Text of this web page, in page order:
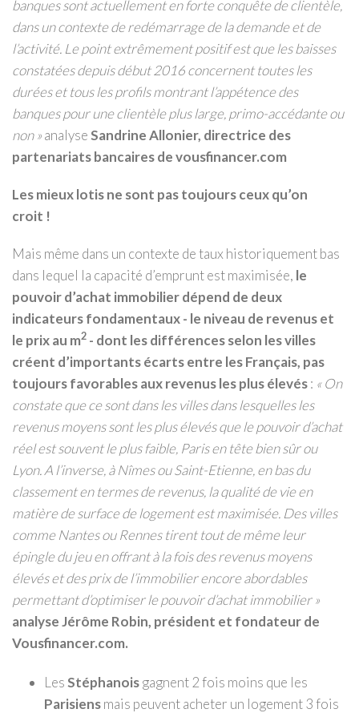
banques sont actuellement en forte conquête de clientèle,
dans un contexte de redémarrage de la demande et de
l’activité. Le point extrêmement positif est que les baisses
constatées depuis début 2016 concernent toutes les
durées et tous les profils montrant l’appétence des
banques pour une clientèle plus large, primo-accédante ou
non »analyseSandrine Allonier, directrice des
partenariats bancaires de vousfinancer.com
Les mieux lotis ne sont pas toujours ceux qu’on
croit !
Mais même dans un contexte de taux historiquement bas
dans lequel la capacité d’emprunt est maximisée, le
pouvoir d’achat immobilier dépend de deux
indicateurs fondamentaux - le niveau de revenus et
le prix au m2 - dont les différences selon les villes
créent d’importants écarts entre les Français, pas
toujours favorables aux revenus les plus élevés: « On
constate que ce sont dans les villes dans lesquelles les
revenus moyens sont les plus élevés que le pouvoir d’achat
réel est souvent le plus faible, Paris en tête bien sûr ou
Lyon. A l’inverse, à Nîmes ou Saint-Etienne, en bas du
classement en termes de revenus, la qualité de vie en
matière de surface de logement est maximisée. Des villes
comme Nantes ou Rennes tirent tout de même leur
épingle du jeu en offrant à la fois des revenus moyens
élevés et des prix de l’immobilier encore abordables
permettant d’optimiser le pouvoir d’achat immobilier »
analyse Jérôme Robin, président et fondateur de
Vousfinancer.com.
LesStéphanoisgagnent 2 fois moins que les
Parisiensmais peuvent acheter un logement 3 fois